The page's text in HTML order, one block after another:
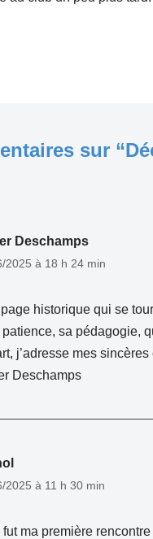
sur
Deschamps
2025 à 18 h 24 min
historique qui se
patience, sa pédagogie,
j’adresse mes
Deschamps
2025 à 11 h 30 min
ma première